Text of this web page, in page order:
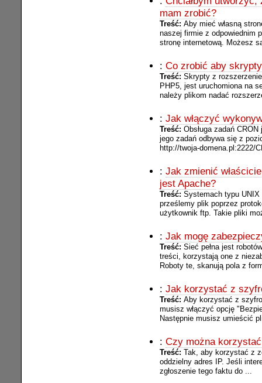
mam zrobić?
Treść: Aby mieć własną
naszej firmie z odpowiednim
stronę internetową. Możesz
: Co zrobić aby
Treść: Skrypty z
PHP5, jest uruchomiona na
należy plikom nadać
: Jak włączyć
Treść: Obsługa zadań
jego zadań odbywa się z
http://twoja-domena.pl:2222/
: Jak zmienić
jest Apache?
Treść: Systemach typu UNIX
prześlemy plik poprzez
użytkownik ftp. Takie pliki
: Jak mogę
Treść: Sieć pełna jest
treści, korzystają one z
Roboty te, skanują pola z
: Jak korzystać z
Treść: Aby korzystać z
musisz włączyć opcję
Następnie musisz umieścić
: Czy można
Treść: Tak, aby korzystać z
oddzielny adres IP. Jeśli
zgłoszenie tego faktu do ...